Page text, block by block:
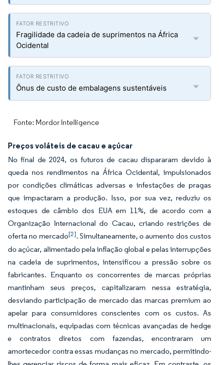
Fragilidade da cadeia de suprimentos na África
Ocidental
Ônus de custo de embalagens sustentáveis
Fonte: Mordor Intelligence
Preços voláteis de cacau e açúcar
No final de 2024, os futuros de cacau dispararam devido à
queda nos rendimentos na África Ocidental, impulsionados
por condições climáticas adversas e infestações de pragas
que impactaram a produção. Isso, por sua vez, reduziu os
estoques de câmbio dos EUA em 11%, de acordo com a
Organização Internacional do Cacau, criando restrições de
oferta no mercado[2]. Simultaneamente, o aumento dos custos
do açúcar, alimentado pela inflação global e pelas interrupções
na cadeia de suprimentos, intensificou a pressão sobre os
fabricantes. Enquanto os concorrentes de marcas próprias
mantinham seus preços, capitalizaram nessa estratégia,
desviando participação de mercado das marcas premium ao
apelar para consumidores conscientes com os custos. As
multinacionais, equipadas com técnicas avançadas de hedge
e contratos diretos com fazendas, encontraram um
amortecedor contra essas mudanças no mercado, permitindo-